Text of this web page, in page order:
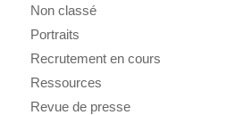
Non classé
Portraits
Recrutement en cours
Ressources
Revue de presse